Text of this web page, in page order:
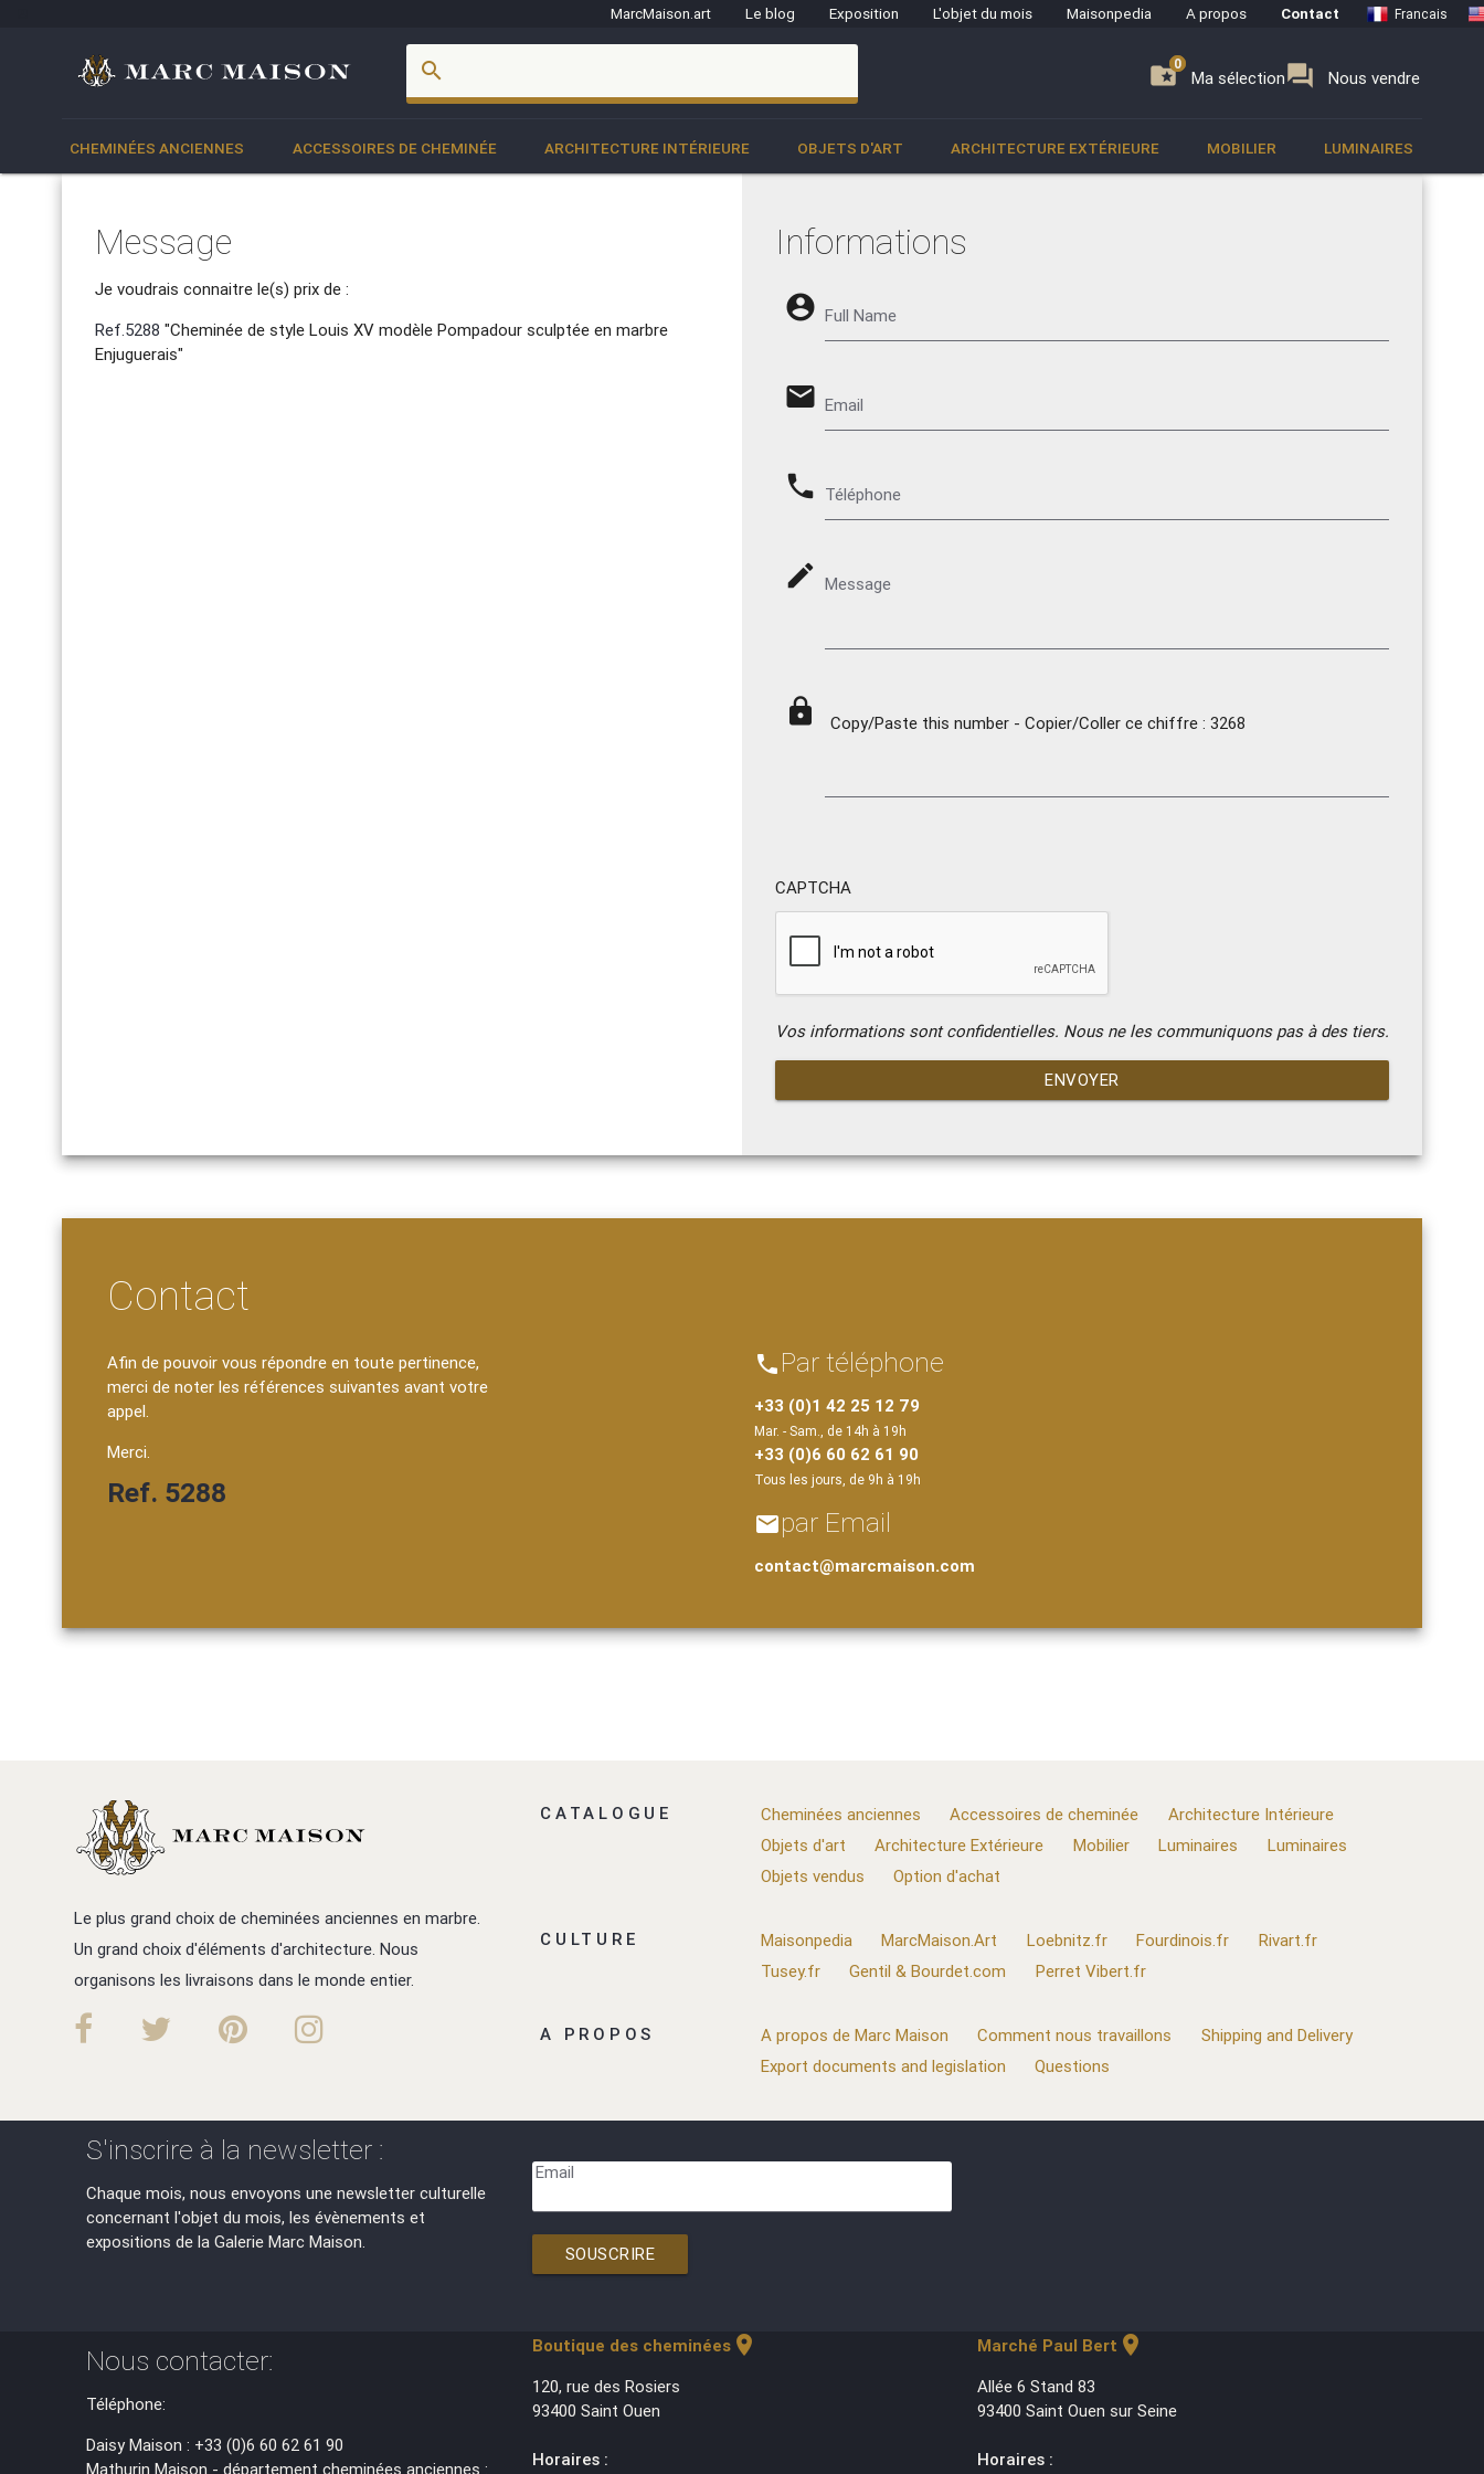
MarcMaison.art Le blog Exposition L'objet du mois Maisonpedia A propos Contact Francais
search folder_special Ma sélection
0 forum Nous vendre
0
CHEMINÉES ANCIENNES ACCESSOIRES DE CHEMINÉE ARCHITECTURE INTÉRIEURE OBJETS D'ART ARCHITECTURE EXTÉRIEURE MOBILIER LUMINAIRES
Message
Je voudrais connaitre le(s) prix de :
Ref.5288 "Cheminée de style Louis XV modèle Pompadour sculptée en marbre
Enjuguerais"
Informations
account_circle Full Name
email Email
phone Téléphone
mode_edit Message
lock Copy/Paste this number - Copier/Coller ce chiffre : 3268
CAPTCHA
Vos informations sont confidentielles. Nous ne les communiquons pas à des tiers.
ENVOYER
Contact
Afin de pouvoir vous répondre en toute pertinence,
merci de noter les références suivantes avant votre
appel.
Merci.
Ref. 5288
phone Par téléphone
+33 (0)1 42 25 12 79
Mar. - Sam., de 14h à 19h
+33 (0)6 60 62 61 90
Tous les jours, de 9h à 19h
emailpar Email
contact@marcmaison.com
Le plus grand choix de cheminées anciennes en marbre.
Un grand choix d'éléments d'architecture. Nous
organisons les livraisons dans le monde entier.
CATALOGUE Cheminées anciennes Accessoires de cheminée
Architecture Intérieure
Objets d'art
Architecture Extérieure Mobilier Luminaires
Luminaires
Objets vendus
Option d'achat
CULTURE Maisonpedia MarcMaison.Art Loebnitz.fr Fourdinois.fr
Rivart.fr
Tusey.fr
Gentil & Bourdet.com Perret Vibert.fr
A PROPOS A propos de Marc Maison Comment nous travaillons
Shipping and Delivery
Export documents and legislation
Questions
S'inscrire à la newsletter :
Chaque mois, nous envoyons une newsletter culturelle
concernant l'objet du mois, les évènements et
expositions de la Galerie Marc Maison.
Email
SOUSCRIRE
Nous contacter:
Téléphone:
Daisy Maison : +33 (0)6 60 62 61 90
Mathurin Maison - département cheminées anciennes :
Boutique des cheminéeslocation_on
120, rue des Rosiers
93400 Saint Ouen
Horaires :
Marché Paul Bert location_on
Allée 6 Stand 83
93400 Saint Ouen sur Seine
Horaires :